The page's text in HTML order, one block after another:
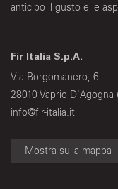
anticipo il gusto e le
Fir Italia S.p.A.
Via Borgomanero, 6
28010 Vaprio D'Agogna
info@fir-italia.it
Mostra sulla mappa